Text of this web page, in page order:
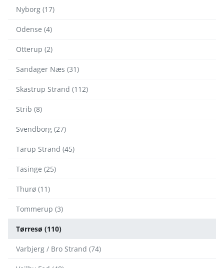
Nyborg (17)
Odense (4)
Otterup (2)
Sandager Næs (31)
Skastrup Strand (112)
Strib (8)
Svendborg (27)
Tarup Strand (45)
Tasinge (25)
Thurø (11)
Tommerup (3)
Tørresø (110)
Varbjerg / Bro Strand (74)